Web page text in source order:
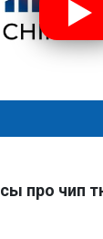
про чип